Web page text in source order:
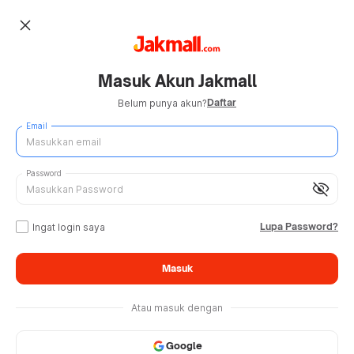
close
Masuk Akun Jakmall
Belum punya akun?Daftar
Email
visibility_off
Password
Ingat login saya Lupa Password?
Masuk
Atau masuk dengan
Google